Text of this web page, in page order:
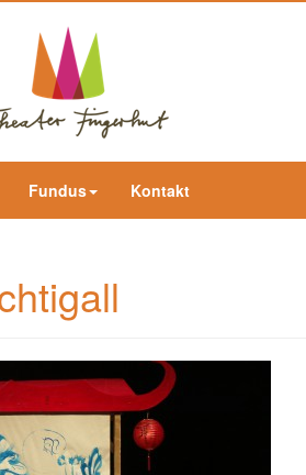
Fundus Kontakt